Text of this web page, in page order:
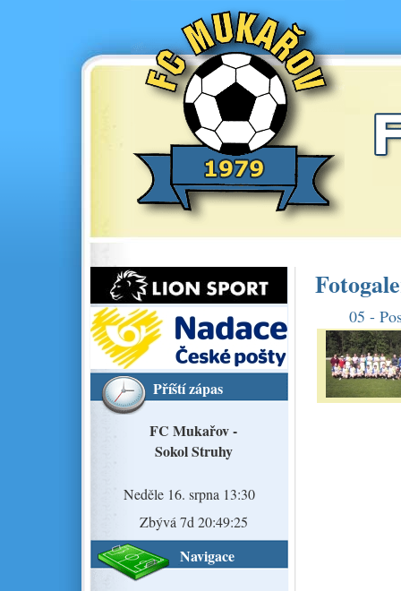
Příští zápas
FC Mukařov -
Sokol Struhy
Neděle 16. srpna 13:30
Zbývá 7d 20:49:25
Navigace
05 -